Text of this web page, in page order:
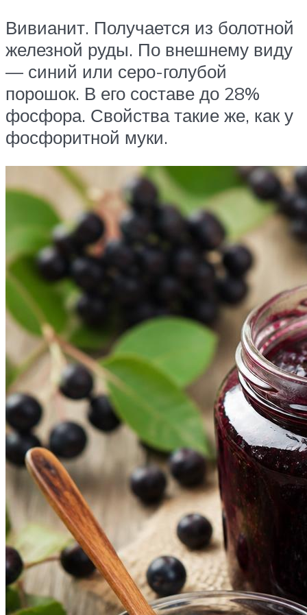
Вивианит. Получается из болотной
железной руды. По внешнему виду
— синий или серо-голубой
порошок. В его составе до 28%
фосфора. Свойства такие же, как у
фосфоритной муки.